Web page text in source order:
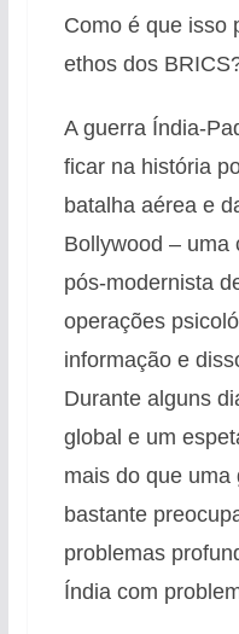
Como é que isso
ethos dos
A guerra Índia-
ficar na história
batalha aérea e
Bollywood – uma
pós-modernista
operações
informação e
Durante alguns
global e um
mais do que uma
bastante
problemas
Índia com